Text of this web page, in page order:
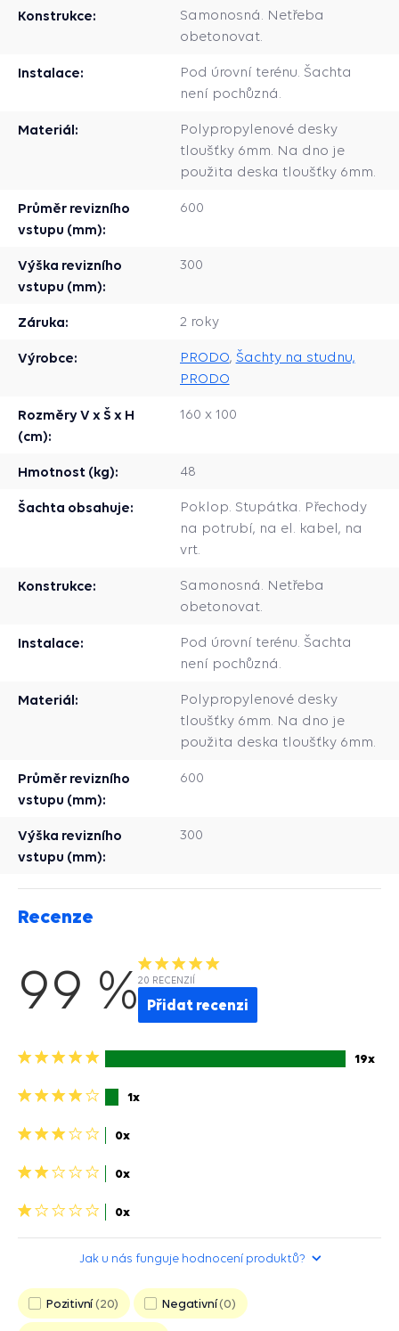
Konstrukce:
Samonosná. Netřeba
obetonovat.
Instalace:
Pod úrovní terénu. Šachta
není pochůzná.
Materiál:
Polypropylenové desky
tloušťky 6mm. Na dno je
použita deska tloušťky 6mm.
Průměr revizního
vstupu (mm):
600
Výška revizního
vstupu (mm):
300
Záruka: 2 roky
Výrobce: PRODO, Šachty na studnu,
PRODO
Rozměry V x Š x H
(cm):
160 x 100
Hmotnost (kg): 48
Šachta obsahuje:
Poklop. Stupátka. Přechody
na potrubí, na el. kabel, na
vrt.
Konstrukce:
Samonosná. Netřeba
obetonovat.
Instalace:
Pod úrovní terénu. Šachta
není pochůzná.
Materiál:
Polypropylenové desky
tloušťky 6mm. Na dno je
použita deska tloušťky 6mm.
Průměr revizního
vstupu (mm):
600
Výška revizního
vstupu (mm):
300
Recenze
99 %20 RECENZIÍ
Přidat recenzi
5
19x
4
1x
3
0x
2
0x
1
0x
Jak u nás funguje hodnocení produktů?
Pozitivní 20 Negativní 0